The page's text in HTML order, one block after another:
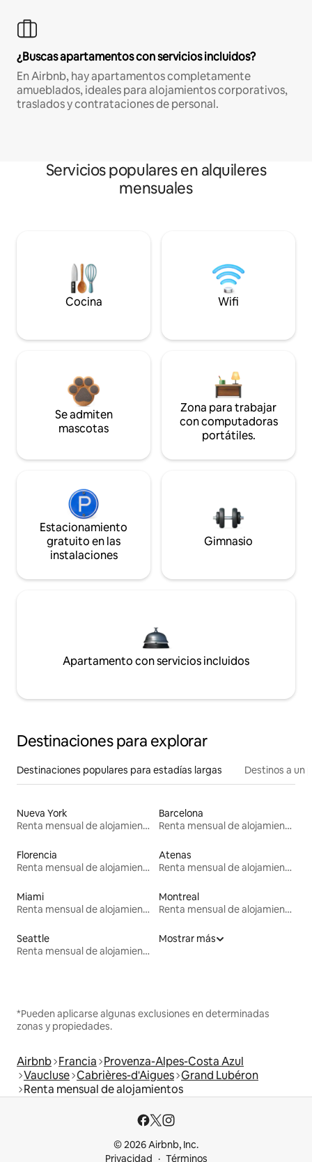
¿Buscas apartamentos con servicios incluidos?
En Airbnb, hay apartamentos completamente
amueblados, ideales para alojamientos corporativos,
traslados y contrataciones de personal.
Servicios populares en alquileres
mensuales
Cocina Wifi
Se admiten
mascotas
Zona para trabajar
con computadoras
portátiles.
Estacionamiento
gratuito en las
instalaciones
Gimnasio
Apartamento con servicios incluidos
Destinaciones para explorar
Destinaciones populares para estadías largas Destinos a un
Nueva York
Renta mensual de alojamientos
Barcelona
Renta mensual de alojamientos
Florencia
Renta mensual de alojamientos
Atenas
Renta mensual de alojamientos
Miami
Renta mensual de alojamientos
Montreal
Renta mensual de alojamientos
Seattle
Renta mensual de alojamientos
Mostrar más
*Pueden aplicarse algunas exclusiones en determinadas
zonas y propiedades.
Airbnb Francia Provenza-Alpes-Costa Azul
Vaucluse Cabrières-d'Aigues Grand Lubéron
Renta mensual de alojamientos
© 2026 Airbnb, Inc.
Privacidad
Términos